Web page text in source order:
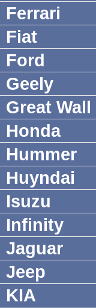
Ferrari
Fiat
Ford
Geely
Great Wall
Honda
Hummer
Huyndai
Isuzu
Infinity
Jaguar
Jeep
KIA